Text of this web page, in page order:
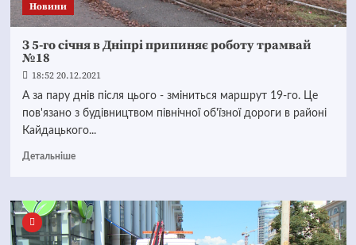
Новини
З 5-го січня в Дніпрі припиняє роботу трамвай
№18
18:52 20.12.2021
А за пару днів після цього - зміниться маршрут 19-го. Це
пов'язано з будівництвом північної об'їзної дороги в районі
Кайдацького...
Детальніше